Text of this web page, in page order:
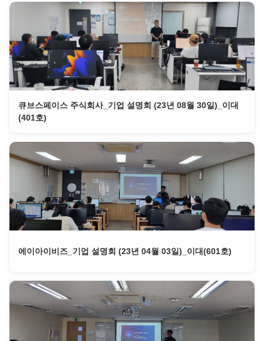
큐브스페이스 주식회사_기업 설명회 (23년 08월 30일)_이대
(401호)
에이아이비즈_기업 설명회 (23년 04월 03일)_이대(601호)